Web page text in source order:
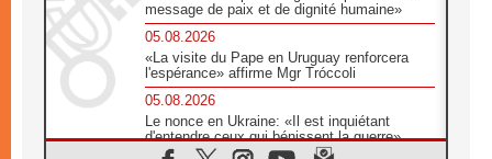
message de paix et de dignité humaine»
05.08.2026
«La visite du Pape en Uruguay renforcera
l'espérance» affirme Mgr Tróccoli
05.08.2026
Le nonce en Ukraine: «Il est inquiétant
d'entendre ceux qui bénissent la guerre»